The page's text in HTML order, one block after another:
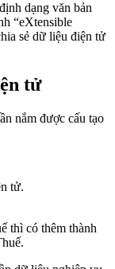
dạng văn bản
“eXtensible
sẻ dữ liệu điện tử
tử
nắm được cấu tạo
tử.
thì có thêm thành